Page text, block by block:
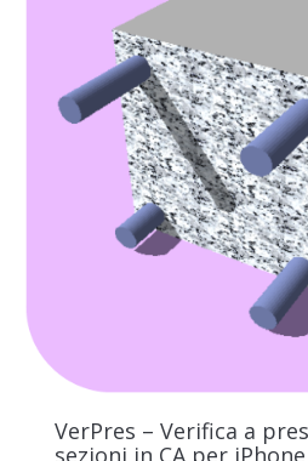
VerPres – Verifica a
sezioni in CA per iPhone